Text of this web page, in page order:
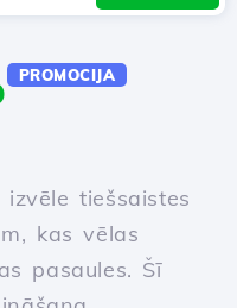
PROMOCIJA
tiešsaistes
kas vēlas
pasaules. Šī